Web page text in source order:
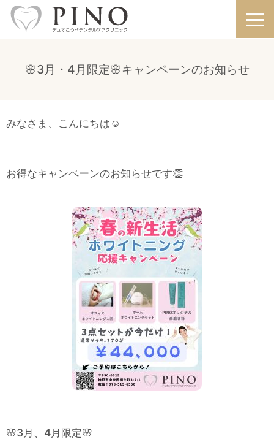
🌸3月・4月限定🌸キャンペーンのお知らせ
みなさま、こんにちは☺️
お得なキャンペーンのお知らせです👏
🌸3月、4月限定🌸